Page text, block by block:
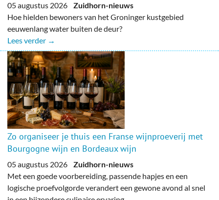
05 augustus 2026 Zuidhorn-nieuws
Hoe hielden bewoners van het Groninger kustgebied
eeuwenlang water buiten de deur?
Lees verder →
Zo organiseer je thuis een Franse wijnproeverij met
Bourgogne wijn en Bordeaux wijn
05 augustus 2026 Zuidhorn-nieuws
Met een goede voorbereiding, passende hapjes en een
logische proefvolgorde verandert een gewone avond al snel